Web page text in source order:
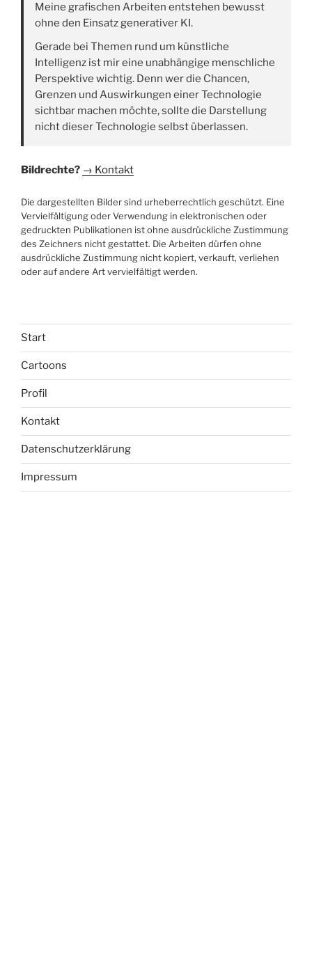
Meine grafischen Arbeiten entstehen bewusst
ohne den Einsatz generativer KI.
Gerade bei Themen rund um künstliche
Intelligenz ist mir eine unabhängige menschliche
Perspektive wichtig. Denn wer die Chancen,
Grenzen und Auswirkungen einer Technologie
sichtbar machen möchte, sollte die Darstellung
nicht dieser Technologie selbst überlassen.
Bildrechte? → Kontakt
Die dargestellten Bilder sind urheberrechtlich geschützt. Eine
Vervielfältigung oder Verwendung in elektronischen oder
gedruckten Publikationen ist ohne ausdrückliche Zustimmung
des Zeichners nicht gestattet. Die Arbeiten dürfen ohne
ausdrückliche Zustimmung nicht kopiert, verkauft, verliehen
oder auf andere Art vervielfältigt werden.
Start
Cartoons
Profil
Kontakt
Datenschutzerklärung
Impressum